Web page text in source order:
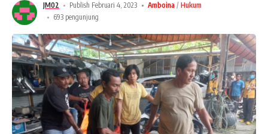
JM02 Publish Februari 4, 2023 Amboina
Hukum
693 pengunjung